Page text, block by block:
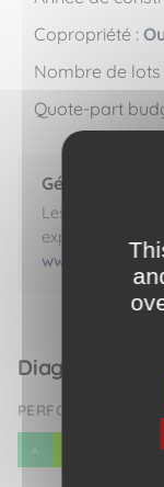
Copropriété :
Nombre de lots
Quote-part
Géorisques
Les
exposé sont
Diagnostic de
PERFORMANCE
A